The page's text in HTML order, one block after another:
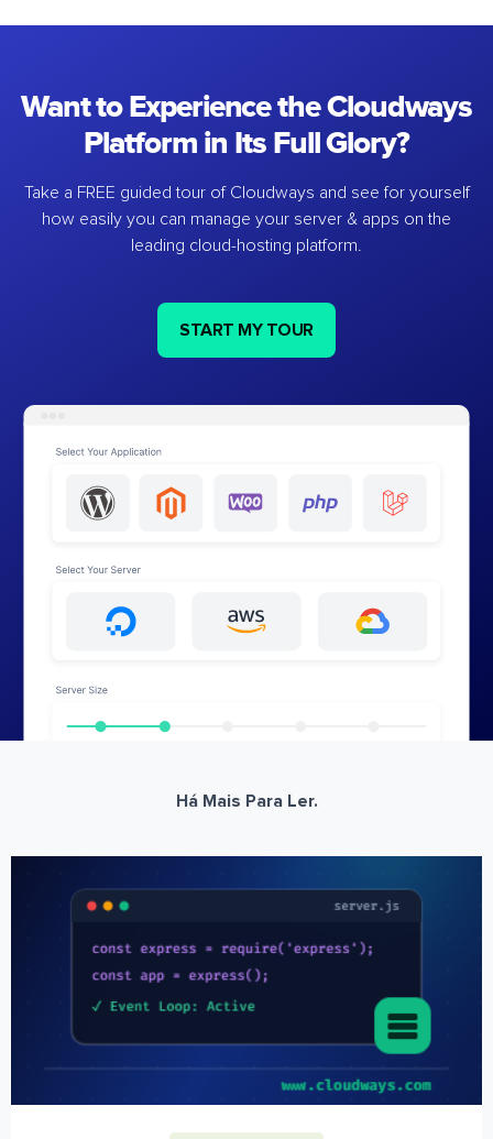
Want to Experience the Cloudways
Platform in Its Full Glory?
Take a FREE guided tour of Cloudways and see for yourself
how easily you can manage your server & apps on the
leading cloud-hosting platform.
START MY TOUR
Há Mais Para Ler.